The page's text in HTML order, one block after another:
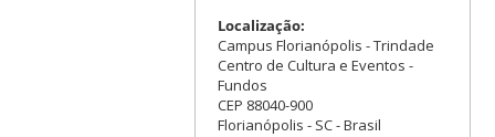
Localização:
Campus Florianópolis - Trindade
Centro de Cultura e Eventos -
Fundos
CEP 88040-900
Florianópolis - SC - Brasil